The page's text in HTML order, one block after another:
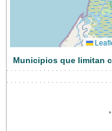
Municipios que limitan